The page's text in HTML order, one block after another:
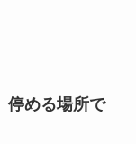
停める場所で